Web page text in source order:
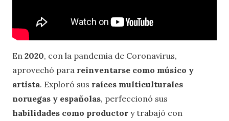
En 2020, con la pandemia de Coronavirus,
aprovechó para reinventarse como músico y
artista. Exploró sus raíces multiculturales
noruegas y españolas, perfeccionó sus
habilidades como productor y trabajó con